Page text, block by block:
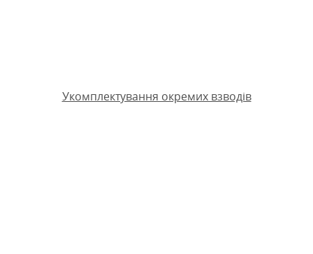
Укомплектування окремих взводів